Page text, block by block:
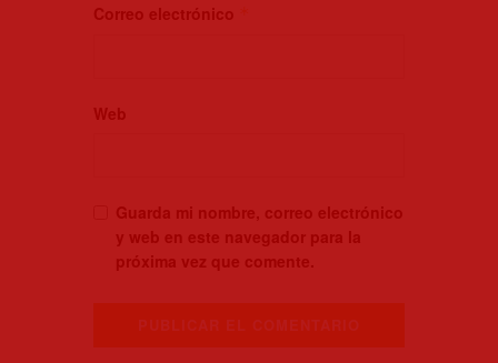
Correo electrónico
Web
Guarda mi nombre, correo electrónico
y web en este navegador para la
próxima vez que comente.